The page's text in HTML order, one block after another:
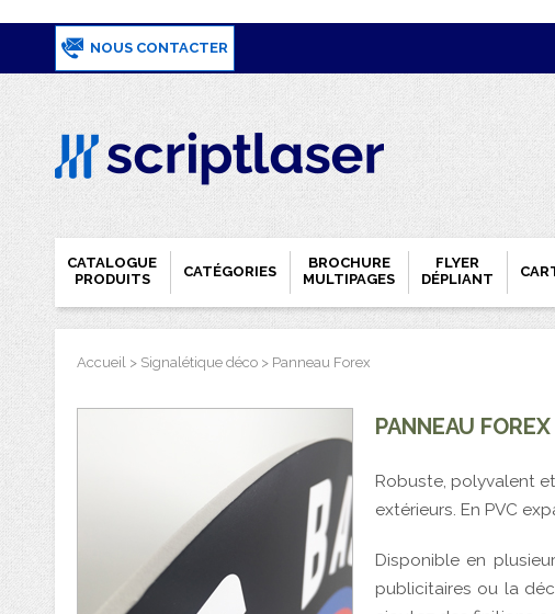
NOUS CONTACTER
CATALOGUE
PRODUITS
CATÉGORIES
BROCHURE
MULTIPAGES
FLYER
DÉPLIANT
Accueil> Signalétique déco> Panneau Forex